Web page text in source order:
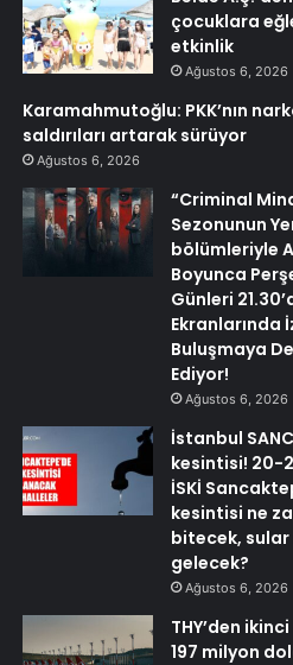
çocuklara
etkinlik
Ağustos 6, 2026
Karamahmutoğlu: PKK’nın
saldırıları artarak sürüyor
Ağustos 6, 2026
“Criminal
Sezonunun
bölümleriyle
Boyunca
Günleri
Ekranlarında
Buluşmaya
Ediyor!
Ağustos 6, 2026
İstanbul
kesintisi! 20-
İSKİ
kesintisi ne
bitecek, sular
gelecek?
Ağustos 6, 2026
THY’den
197 milyon